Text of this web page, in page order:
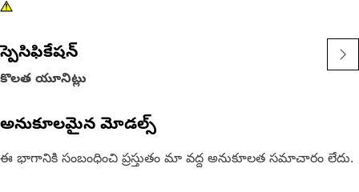
nuts in the equipment, ensuring safe and effective
Attributes:
• 3/8" drive for compatibility with different impact tools.
conditions.
and damage to fasteners.
స్పెసిఫికేషన్
కొలత యూనిట్లు
అనుకూలమైన మోడల్స్
ఈ భాగానికి సంబంధించి ప్రస్తుతం మా వద్ద అనుకూలత సమాచారం లేదు.